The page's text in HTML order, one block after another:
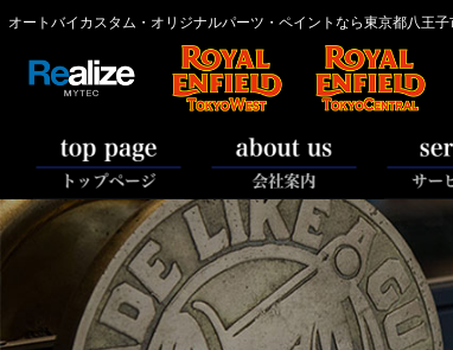
オートバイカスタム・オリジナルパーツ・ペイントなら東京都八王